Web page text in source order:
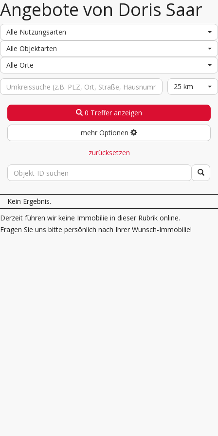
Angebote von Doris Saar
Alle Nutzungsarten
Alle Objektarten
Alle Orte
25 km
0 Treffer anzeigen
mehr Optionen
zurücksetzen
Kein Ergebnis.
Derzeit führen wir keine Immobilie in dieser Rubrik online.
Fragen Sie uns bitte persönlich nach Ihrer Wunsch-Immobilie!